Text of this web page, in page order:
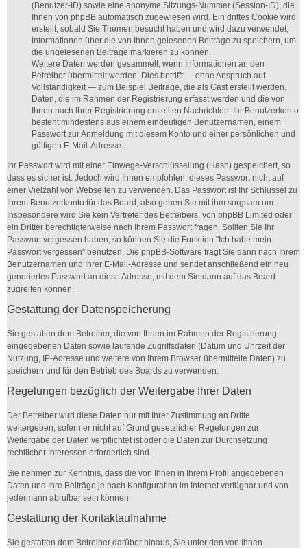
(Benutzer-ID) sowie eine anonyme Sitzungs-Nummer (Session-ID), die
Ihnen von phpBB automatisch zugewiesen wird. Ein drittes Cookie wird
erstellt, sobald Sie Themen besucht haben und wird dazu verwendet,
Informationen über die von Ihnen gelesenen Beiträge zu speichern, um
die ungelesenen Beiträge markieren zu können.
Weitere Daten werden gesammelt, wenn Informationen an den
Betreiber übermittelt werden. Dies betrifft — ohne Anspruch auf
Vollständigkeit — zum Beispiel Beiträge, die als Gast erstellt werden,
Daten, die im Rahmen der Registrierung erfasst werden und die von
Ihnen nach Ihrer Registrierung erstellten Nachrichten. Ihr Benutzerkonto
besteht mindestens aus einem eindeutigen Benutzernamen, einem
Passwort zur Anmeldung mit diesem Konto und einer persönlichen und
gültigen E-Mail-Adresse.
Ihr Passwort wird mit einer Einwege-Verschlüsselung (Hash) gespeichert, so
dass es sicher ist. Jedoch wird Ihnen empfohlen, dieses Passwort nicht auf
einer Vielzahl von Webseiten zu verwenden. Das Passwort ist Ihr Schlüssel zu
Ihrem Benutzerkonto für das Board, also gehen Sie mit ihm sorgsam um.
Insbesondere wird Sie kein Vertreter des Betreibers, von phpBB Limited oder
ein Dritter berechtigterweise nach Ihrem Passwort fragen. Sollten Sie Ihr
Passwort vergessen haben, so können Sie die Funktion "Ich habe mein
Passwort vergessen" benutzen. Die phpBB-Software fragt Sie dann nach Ihrem
Benutzernamen und Ihrer E-Mail-Adresse und sendet anschließend ein neu
generiertes Passwort an diese Adresse, mit dem Sie dann auf das Board
zugreifen können.
Gestattung der Datenspeicherung
Sie gestatten dem Betreiber, die von Ihnen im Rahmen der Registrierung
eingegebenen Daten sowie laufende Zugriffsdaten (Datum und Uhrzeit der
Nutzung, IP-Adresse und weitere von Ihrem Browser übermittelte Daten) zu
speichern und für den Betrieb des Boards zu verwenden.
Regelungen bezüglich der Weitergabe Ihrer Daten
Der Betreiber wird diese Daten nur mit Ihrer Zustimmung an Dritte
weitergeben, sofern er nicht auf Grund gesetzlicher Regelungen zur
Weitergabe der Daten verpflichtet ist oder die Daten zur Durchsetzung
rechtlicher Interessen erforderlich sind.
Sie nehmen zur Kenntnis, dass die von Ihnen in Ihrem Profil angegebenen
Daten und Ihre Beiträge je nach Konfiguration im Internet verfügbar und von
jedermann abrufbar sein können.
Gestattung der Kontaktaufnahme
Sie gestatten dem Betreiber darüber hinaus, Sie unter den von Ihnen